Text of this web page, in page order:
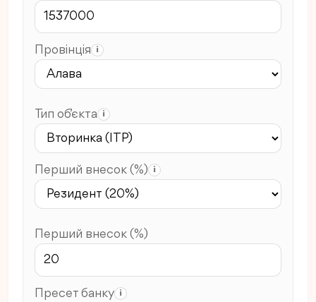
Провінція i
Тип об’єкта i
Перший внесок (%) i
Перший внесок (%)
Пресет банку i